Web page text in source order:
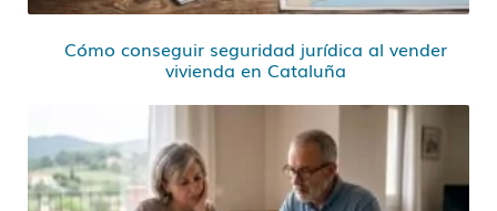
Cómo conseguir seguridad jurídica al vender
vivienda en Cataluña